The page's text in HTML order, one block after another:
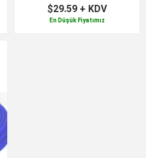
$29.59 + KDV
En Düşük Fiyatımız